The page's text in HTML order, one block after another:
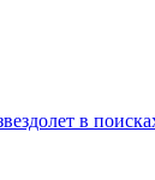
в